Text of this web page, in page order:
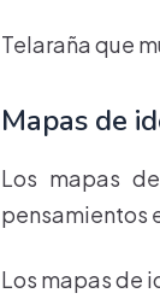
Telaraña que
Mapas de
Los mapas
pensamientos
Los mapas de